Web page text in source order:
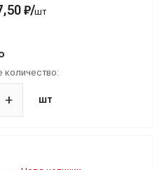
₽/шт
+ шт